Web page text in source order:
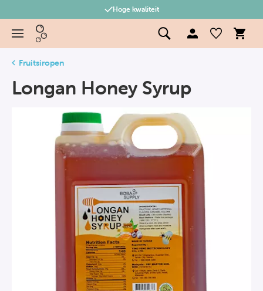
Hoge kwaliteit
Fruitsiropen
Longan Honey Syrup